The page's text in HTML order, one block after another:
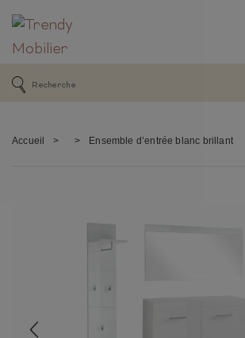
Accueil > > Ensemble d’entrée blanc brillant